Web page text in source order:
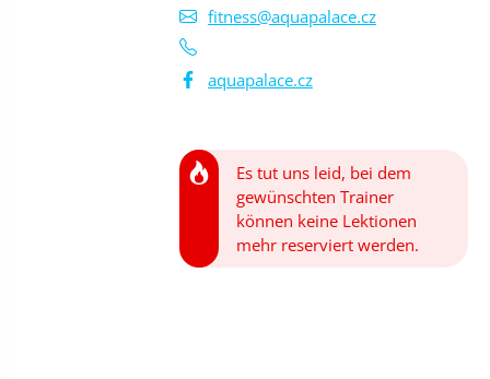
fitness@aquapalace.cz
aquapalace.cz
Es tut uns leid, bei dem
gewünschten Trainer
können keine Lektionen
mehr reserviert werden.